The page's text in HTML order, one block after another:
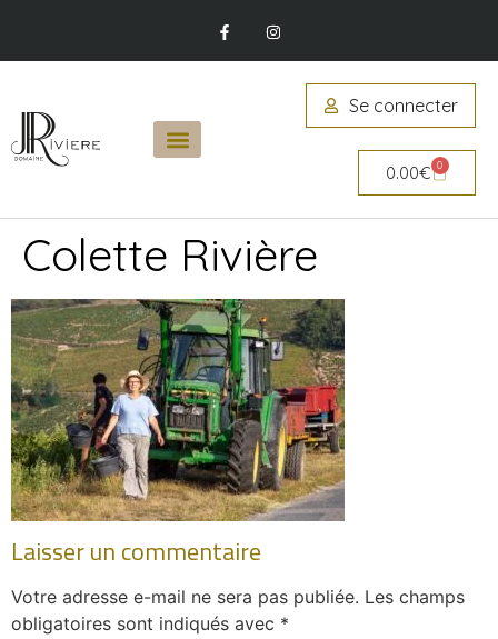
Se connecter
0.00€ 0
Colette Rivière
Laisser un commentaire
Votre adresse e-mail ne sera pas publiée. Les champs
obligatoires sont indiqués avec *